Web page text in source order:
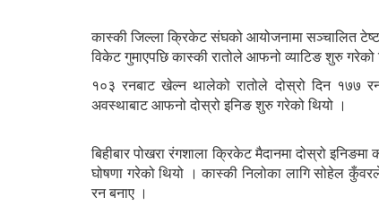
कास्की जिल्ला क्रिकेट संघको आयोजनामा सञ्चालित
विकेट गुमाएपछि कास्की रातोले आफनो व्याटिङ शुरु गरेको
१०३ रनबाट खेल्न थालेको रातोले दोस्रो दिन १७७
अवस्थाबाट आफनो दोस्रो इनिङ शुरु गरेको थियो ।
बिहीबार पोखरा रंगशाला क्रिकेट मैदानमा दोस्रो
घोषणा गरेको थियो । कास्की निलोका लागि सोहेल
रन बनाए ।